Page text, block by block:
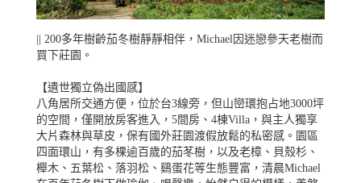
|| 200多年樹齡茄冬樹靜靜相伴，Michael因迷戀參天老樹而
買下莊園。
【遺世獨立偽出國感】
八角居所交通方便，位於台3線旁，但山巒環抱占地3000坪
的空間，僅開放房客進入，5間房、4棟Villa，與主人獨享
大片森林與草皮，保有國外莊園渡假放鬆的私密感。園區
四面環山，有多棵逾百歲的茄苳樹，以及老樟、貝殼杉、
櫸木、五葉松、落羽松、鷄蛋花等生態豐富，清晨Michael